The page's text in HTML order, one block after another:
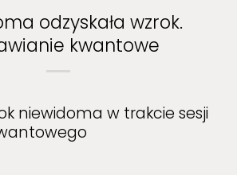
odzyskała wzrok.
kwantowe
niewidoma w trakcie sesji